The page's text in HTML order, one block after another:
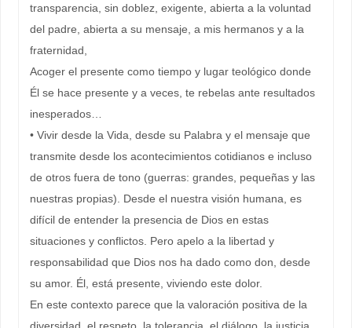
transparencia, sin doblez, exigente, abierta a la voluntad
del padre, abierta a su mensaje, a mis hermanos y a la
fraternidad,
Acoger el presente como tiempo y lugar teológico donde
Él se hace presente y a veces, te rebelas ante resultados
inesperados…
• Vivir desde la Vida, desde su Palabra y el mensaje que
transmite desde los acontecimientos cotidianos e incluso
de otros fuera de tono (guerras: grandes, pequeñas y las
nuestras propias). Desde el nuestra visión humana, es
difícil de entender la presencia de Dios en estas
situaciones y conflictos. Pero apelo a la libertad y
responsabilidad que Dios nos ha dado como don, desde
su amor. Él, está presente, viviendo este dolor.
En este contexto parece que la valoración positiva de la
diversidad, el respeto, la tolerancia, el diálogo, la justicia,